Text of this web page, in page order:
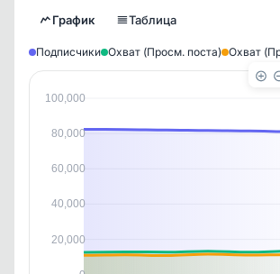
История канала
График Таблица
Подписчики Охват (Просм. поста) Охват
100,000
80,000
60,000
40,000
20,000